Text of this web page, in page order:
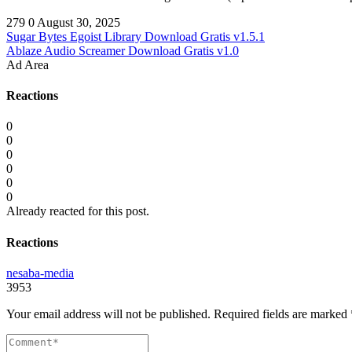
279 0 August 30, 2025
Sugar Bytes Egoist Library Download Gratis v1.5.1
Ablaze Audio Screamer Download Gratis v1.0
Ad Area
Reactions
0
0
0
0
0
0
Already reacted for this post.
Reactions
nesaba-media
3953
Your email address will not be published. Required fields are marked